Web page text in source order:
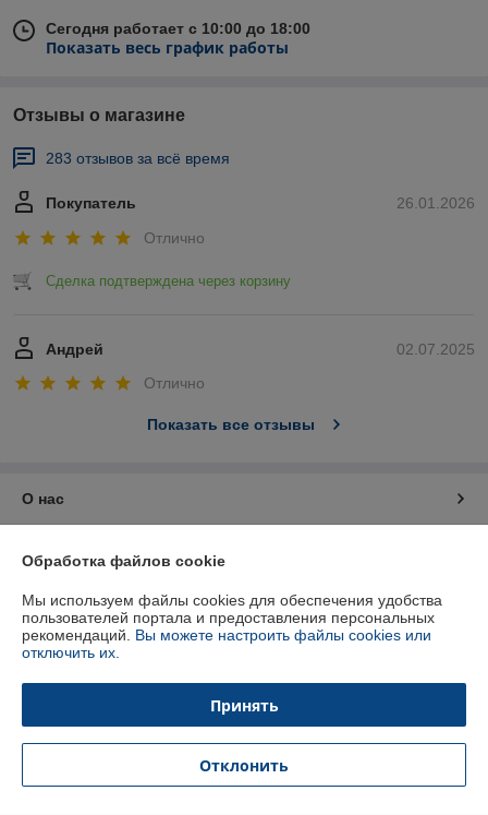
Сегодня работает с 10:00 до 18:00
Показать весь график работы
Отзывы о магазине
283 отзывов за всё время
26.01.2026
Покупатель
Отлично
Сделка подтверждена через корзину
02.07.2025
Андрей
Отлично
Показать все отзывы
О нас
Доставка и оплата
График работы
Обработка файлов cookie
Мы используем файлы cookies для обеспечения удобства
пользователей портала и предоставления персональных
рекомендаций. Вы можете настроить файлы cookies или
отключить их.
Принять
Отклонить